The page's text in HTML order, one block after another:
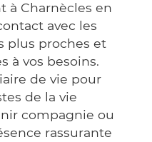
à Charnècles en
avec les
plus proches et
à vos besoins.
de vie pour
de la vie
compagnie ou
rassurante